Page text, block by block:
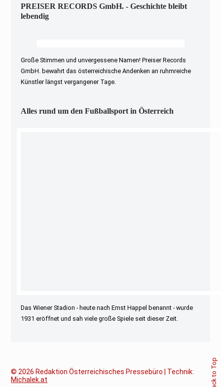
PREISER RECORDS GmbH. - Geschichte bleibt
lebendig
Große Stimmen und unvergessene Namen! Preiser Records
GmbH. bewahrt das österreichische Andenken an ruhmreiche
Künstler längst vergangener Tage.
Alles rund um den Fußballsport in Österreich
Das Wiener Stadion - heute nach Ernst Happel benannt - wurde
1931 eröffnet und sah viele große Spiele seit dieser Zeit.
© 2026 Redaktion Österreichisches Pressebüro | Technik:
Michalek.at
Back to Top